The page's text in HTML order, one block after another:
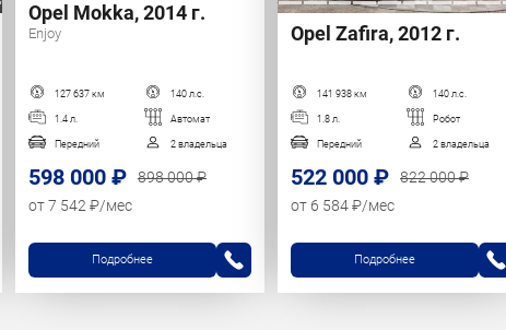
Opel Mokka, 2014 г.
Enjoy
127 637 км 140 л.с.
1.4 л. Автомат
Передний 2 владельца
598 000 ₽
898 000 ₽
от 7 542 ₽/мес
Подробнее
Opel Zafira, 2012 г.
141 938 км 140 л.с.
1.8 л. Робот
Передний 2 владельца
522 000 ₽
822 000 ₽
от 6 584 ₽/мес
Подробнее